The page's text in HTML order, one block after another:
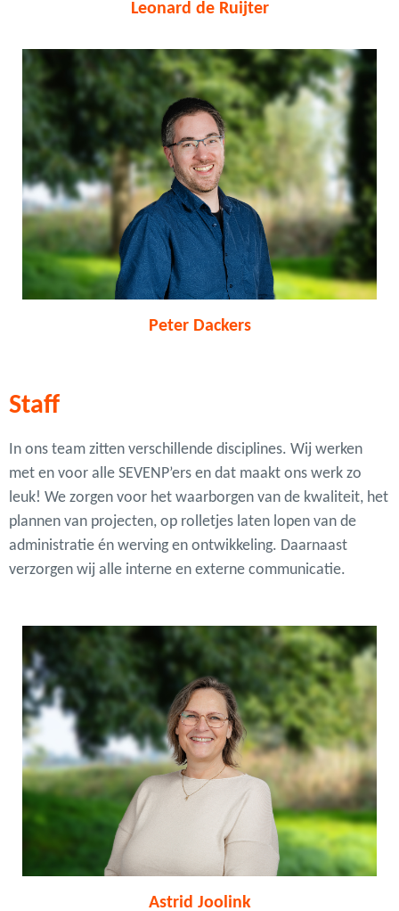
Leonard de Ruijter
Peter Dackers
Staff
In ons team zitten verschillende disciplines. Wij werken
met en voor alle SEVENP’ers en dat maakt ons werk zo
leuk! We zorgen voor het waarborgen van de kwaliteit, het
plannen van projecten, op rolletjes laten lopen van de
administratie én werving en ontwikkeling. Daarnaast
verzorgen wij alle interne en externe communicatie.
Astrid Joolink